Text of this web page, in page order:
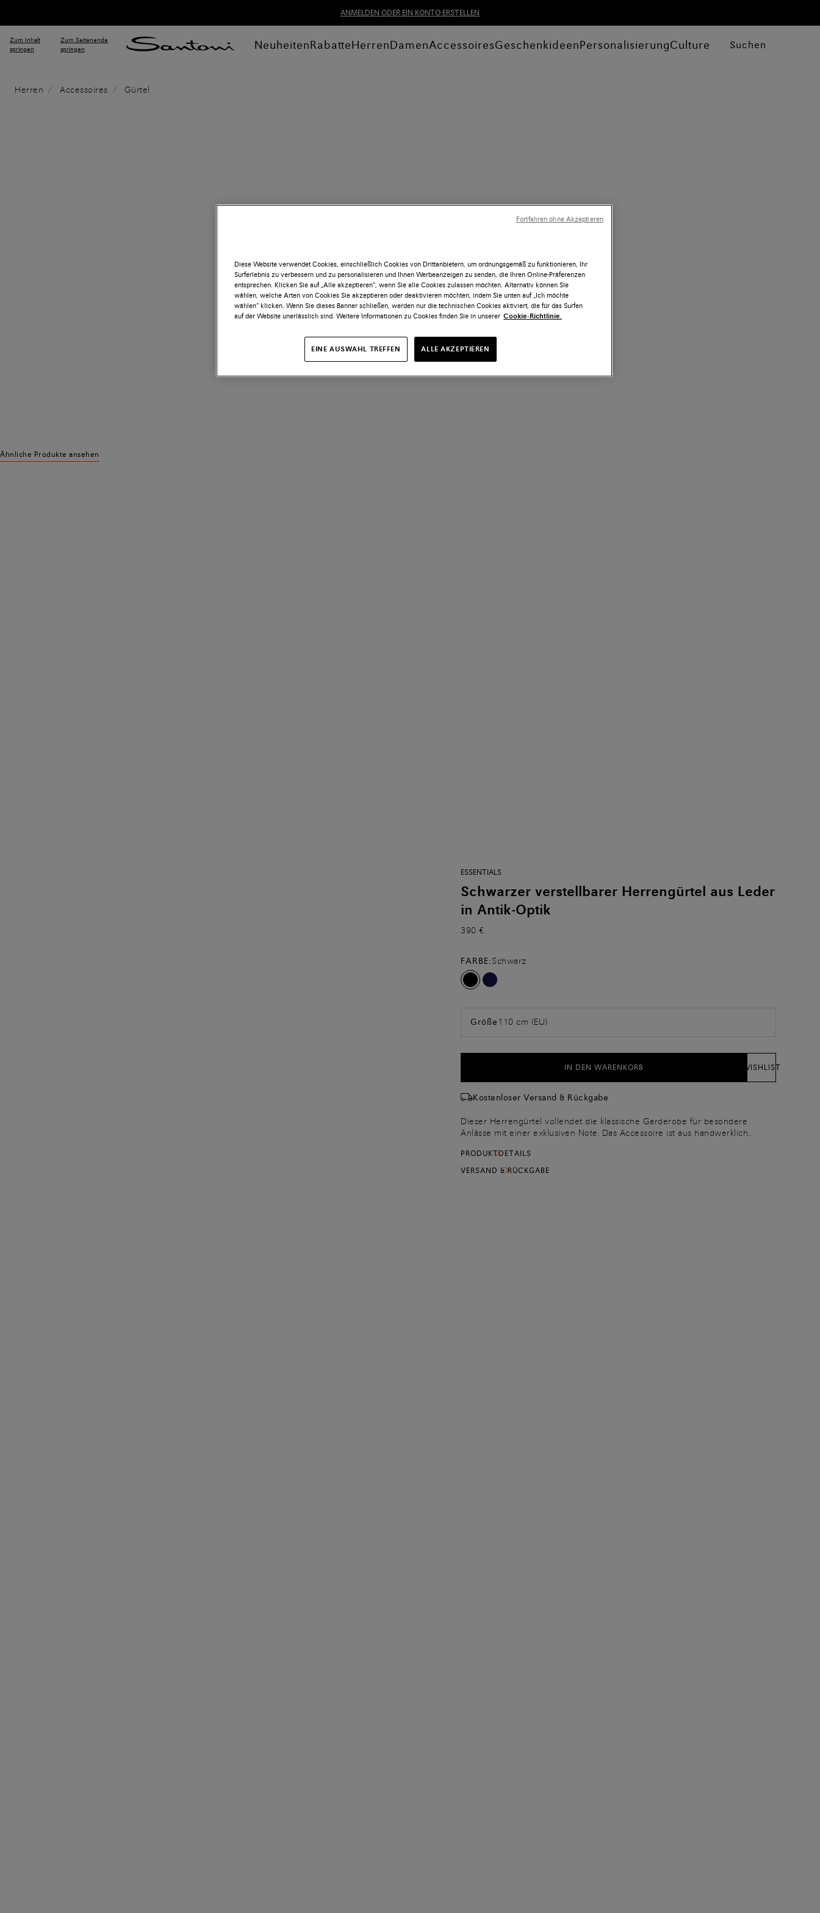
ANMELDEN ODER EIN KONTO ERSTELLEN
Zum Inhalt
springen
Zum Seitenende
springen
NeuheitenRabatteHerrenDamenAccessoiresGeschenkideenPersonalisierungCulture Suchen
Herren Accessoires Gürtel
Ähnliche Produkte ansehen
ESSENTIALS
Schwarzer verstellbarer Herrengürtel aus Leder
in Antik-Optik
390 €
FARBE:Schwarz
Größe 110 cm (EU)
IN DEN WARENKORB WISHLIST
Kostenloser Versand & Rückgabe
Dieser Herrengürtel vollendet die klassische Garderobe für besondere
Anlässe mit einer exklusiven Note. Das Accessoire ist aus handwerklich
hat eine Metallschlaufe mit eingraviertem Schriftzug. Der Gürtel wird mit
einer eckigen Schnalle geschlossen, die durch ihr schlichtes Design besticht.
PRODUKTDETAILS
VERSAND & RÜCKGABE
Diese Website verwendet Cookies, einschließlich Cookies von Drittanbietern, um ordnungsgemäß zu funktionieren, Ihr
Surferlebnis zu verbessern und zu personalisieren und Ihnen Werbeanzeigen zu senden, die Ihren Online-Präferenzen
entsprechen. Klicken Sie auf „Alle akzeptieren“, wenn Sie alle Cookies zulassen möchten. Alternativ können Sie
wählen, welche Arten von Cookies Sie akzeptieren oder deaktivieren möchten, indem Sie unten auf „Ich möchte
wählen“ klicken. Wenn Sie dieses Banner schließen, werden nur die technischen Cookies aktiviert, die für das Surfen
auf der Website unerlässlich sind. Weitere Informationen zu Cookies finden Sie in unserer Cookie-Richtlinie.
EINE AUSWAHL TREFFEN ALLE AKZEPTIEREN
Fortfahren ohne Akzeptieren